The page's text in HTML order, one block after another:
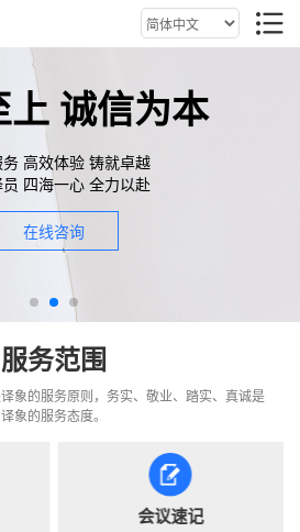
上 诚信为本
务 高效体验 铸就卓越
员 四海一心 全力以赴
在线咨询
服务范围
象的服务原则，务实、敬业、踏实、真诚是
译象的服务态度。
会议速记